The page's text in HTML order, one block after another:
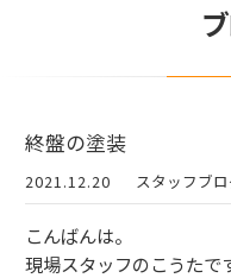
終盤の塗装
2021.12.20 スタッフブ
こんばんは。
現場スタッフのこうたで